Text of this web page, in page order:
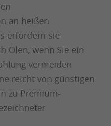
an heißen
erfordern sie
Ölen, wenn Sie ein
vermeiden
reicht von günstigen
zu Premium-